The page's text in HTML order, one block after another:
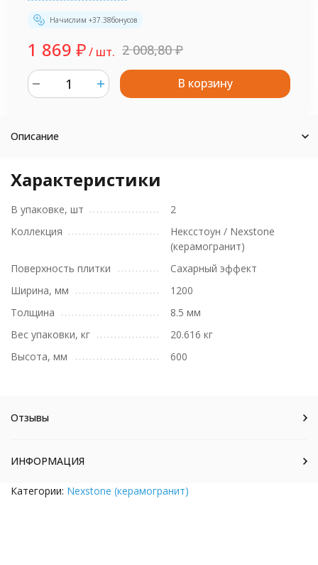
Начислим +37.38бонусов
1 869 ₽/ шт. 2 008,80₽
В корзину
Описание
Характеристики
В упаковке, шт
2
Коллекция
Нексстоун / Nexstone
(керамогранит)
Поверхность плитки
Сахарный эффект
Ширина, мм
1200
Толщина
8.5 мм
Вес упаковки, кг
20.616 кг
Высота, мм
600
Отзывы
ИНФОРМАЦИЯ
Категории: Nexstone (керамогранит)